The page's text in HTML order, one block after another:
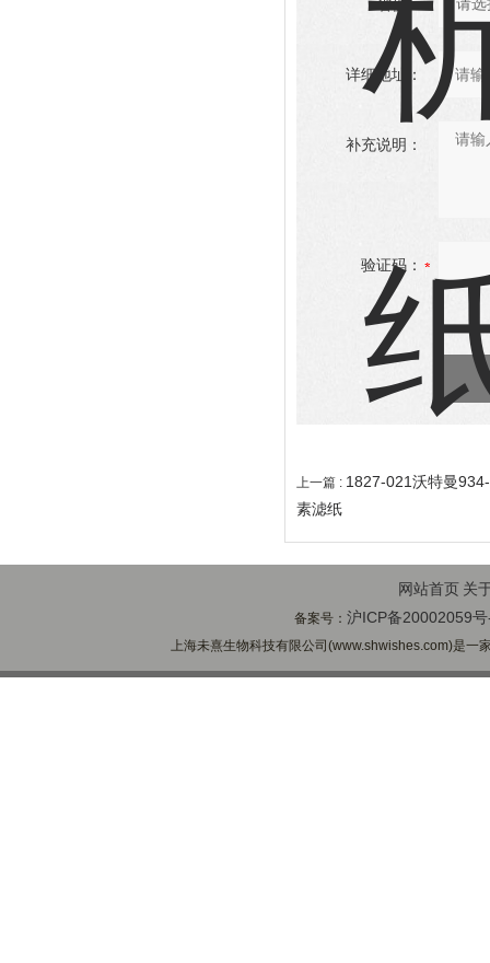
省份：
详细地址：
补充说明：
验证码：
上一篇 : 1827-021沃特曼
素滤纸
网站首页 关
备案号：沪ICP备20002059
上海未熹生物科技有限公司(www.shwishes.com)是一